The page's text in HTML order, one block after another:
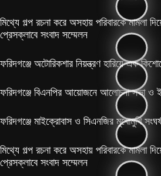
মিথ্যে গল্প রচনা করে অসহায় পরিবারকে মামলা
প্রেসক্লাবে সংবাদ সম্মেলন
ফরিদগঞ্জে অটোরিকশার নিয়ন্ত্রণ হারিয়ে এক
ফরিদগঞ্জে বিএনপির আয়োজনে আলোচনা সভা ও
ফরিদগঞ্জে মাইক্রোবাস ও সিএনজির মুখোমুখি
মিথ্যে গল্প রচনা করে অসহায় পরিবারকে মামলা
প্রেসক্লাবে সংবাদ সম্মেলন